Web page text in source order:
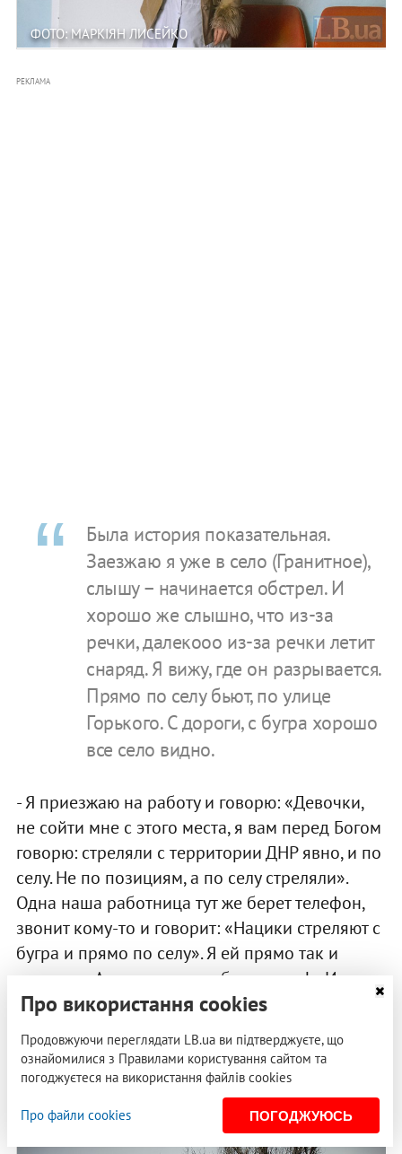
ФОТО: МАРКІЯН ЛИСЕЙКО
РЕКЛАМА
Была история показательная.
Заезжаю я уже в село (Гранитное),
слышу – начинается обстрел. И
хорошо же слышно, что из-за
речки, далекооо из-за речки летит
снаряд. Я вижу, где он разрывается.
Прямо по селу бьют, по улице
Горького. С дороги, с бугра хорошо
все село видно.
- Я приезжаю на работу и говорю: «Девочки,
не сойти мне с этого места, я вам перед Богом
говорю: стреляли с территории ДНР явно, и по
селу. Не по позициям, а по селу стреляли».
Одна наша работница тут же берет телефон,
звонит кому-то и говорит: «Нацики стреляют с
бугра и прямо по селу». Я ей прямо так и
сказала: «Ах ты ж лживая, бесстыжая!». И все,
после этого она исчезла. Муж ее, все они
воюет на стороне ДНР. Знают, что я люблю
Украину.
Про використання cookies
Продовжуючи переглядати LB.ua ви підтверджуєте, що
ознайомилися з Правилами користування сайтом та
погоджуєтеся на використання файлів cookies
Про файли cookies ПОГОДЖУЮСЬ